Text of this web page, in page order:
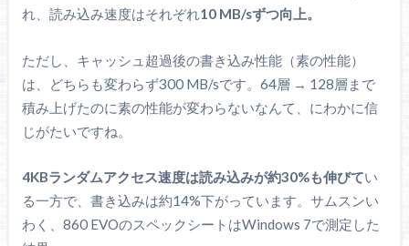
れ、読み込み速度はそれぞれ10 MB/sずつ向上。
ただし、キャッシュ超過後の書き込み性能（素の性能）
は、どちらも変わらず300 MB/sです。64層 → 128層まで
積み上げたのに素の性能が変わらないなんて、にわかに信
じがたいですね。
4KBランダムアクセス速度は読み込みが約30%も伸びてい
る一方で、書き込みは約14%下がっています。サムスンい
わく、860 EVOのスペックシートはWindows 7で測定した